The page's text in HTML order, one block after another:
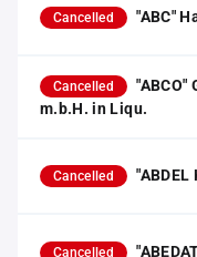
Cancelled "ABC"
Cancelled
m.b.H. in Liqu.
Cancelled
Cancelled